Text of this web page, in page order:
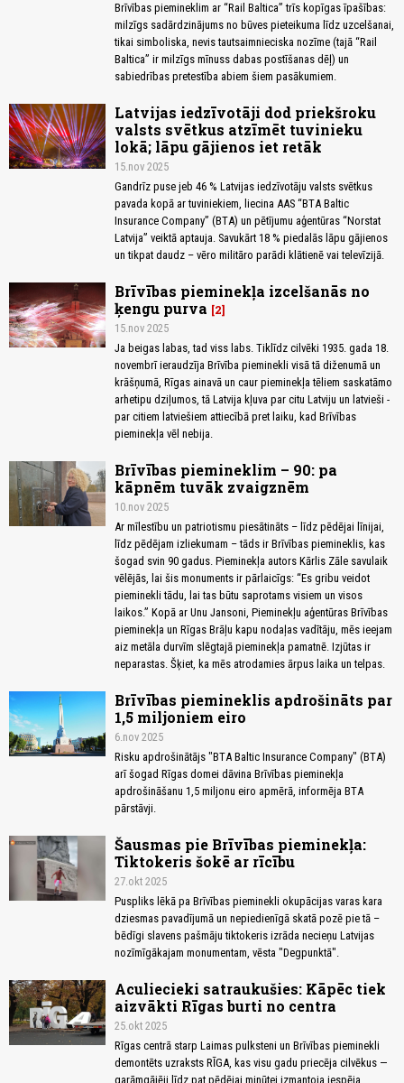
Brīvības piemineklim ar “Rail Baltica” trīs kopīgas īpašības:
milzīgs sadārdzinājums no būves pieteikuma līdz uzcelšanai,
tikai simboliska, nevis tautsaimnieciska nozīme (tajā “Rail
Baltica” ir milzīgs mīnuss dabas postīšanas dēļ) un
sabiedrības pretestība abiem šiem pasākumiem.
Latvijas iedzīvotāji dod priekšroku
valsts svētkus atzīmēt tuvinieku
lokā; lāpu gājienos iet retāk
15.nov 2025
Gandrīz puse jeb 46 % Latvijas iedzīvotāju valsts svētkus
pavada kopā ar tuviniekiem, liecina AAS “BTA Baltic
Insurance Company” (BTA) un pētījumu aģentūras “Norstat
Latvija” veiktā aptauja. Savukārt 18 % piedalās lāpu gājienos
un tikpat daudz – vēro militāro parādi klātienē vai televīzijā.
Brīvības pieminekļa izcelšanās no
ķengu purva
2
15.nov 2025
Ja beigas labas, tad viss labs. Tiklīdz cilvēki 1935. gada 18.
novembrī ieraudzīja Brīvība pieminekli visā tā diženumā un
krāšņumā, Rīgas ainavā un caur pieminekļa tēliem saskatāmo
arhetipu dziļumos, tā Latvija kļuva par citu Latviju un latvieši -
par citiem latviešiem attiecībā pret laiku, kad Brīvības
pieminekļa vēl nebija.
Brīvības piemineklim – 90: pa
kāpnēm tuvāk zvaigznēm
10.nov 2025
Ar mīlestību un patriotismu piesātināts – līdz pēdējai līnijai,
līdz pēdējam izliekumam – tāds ir Brīvības piemineklis, kas
šogad svin 90 gadus. Pieminekļa autors Kārlis Zāle savulaik
vēlējās, lai šis monuments ir pārlaicīgs: “Es gribu veidot
pieminekli tādu, lai tas būtu saprotams visiem un visos
laikos.” Kopā ar Unu Jansoni, Pieminekļu aģentūras Brīvības
pieminekļa un Rīgas Brāļu kapu nodaļas vadītāju, mēs ieejam
aiz metāla durvīm slēgtajā pieminekļa pamatnē. Izjūtas ir
neparastas. Šķiet, ka mēs atrodamies ārpus laika un telpas.
Brīvības piemineklis apdrošināts par
1,5 miljoniem eiro
6.nov 2025
Risku apdrošinātājs "BTA Baltic Insurance Company" (BTA)
arī šogad Rīgas domei dāvina Brīvības pieminekļa
apdrošināšanu 1,5 miljonu eiro apmērā, informēja BTA
pārstāvji.
Šausmas pie Brīvības pieminekļa:
Tiktokeris šokē ar rīcību
27.okt 2025
Puspliks lēkā pa Brīvības pieminekli okupācijas varas kara
dziesmas pavadījumā un nepiedienīgā skatā pozē pie tā –
bēdīgi slavens pašmāju tiktokeris izrāda necieņu Latvijas
nozīmīgākajam monumentam, vēsta "Degpunktā".
Aculiecieki satraukušies: Kāpēc tiek
aizvākti Rīgas burti no centra
25.okt 2025
Rīgas centrā starp Laimas pulksteni un Brīvības pieminekli
demontēts uzraksts RĪGA, kas visu gadu priecēja cilvēkus —
garāmgājēji līdz pat pēdējai minūtei izmantoja iespēja